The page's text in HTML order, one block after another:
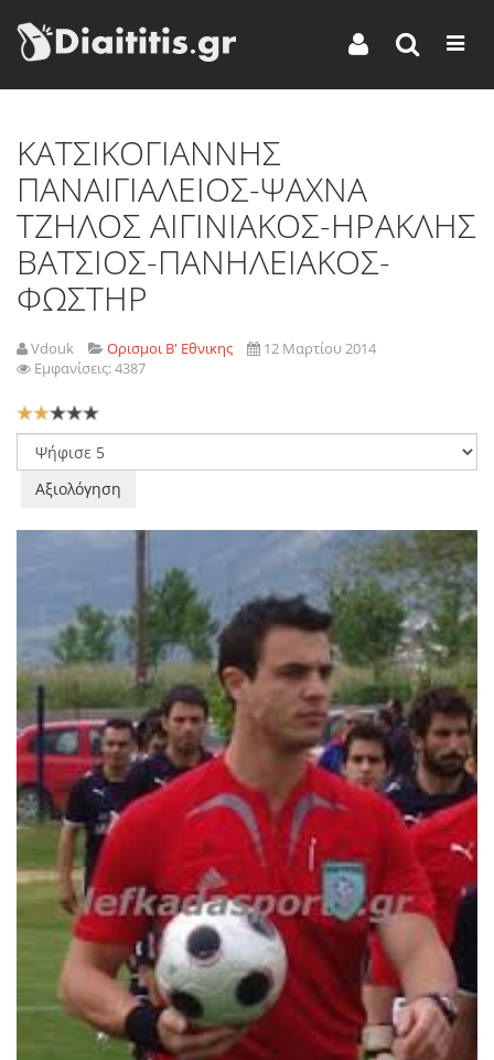
KATΣΙΚΟΓΙΑΝΝΗΣ
ΠΑΝΑΙΓΙΑΛΕΙΟΣ-ΨΑΧΝΑ
ΤΖΗΛΟΣ ΑΙΓΙΝΙΑΚΟΣ-ΗΡΑΚΛΗΣ
ΒΑΤΣΙΟΣ-ΠΑΝΗΛΕΙΑΚΟΣ-
ΦΩΣΤΗΡ
Vdouk Ορισμοι Β' Εθνικης
12 Μαρτίου 2014
Εμφανίσεις: 4387
Αξιολόγηση
Χρήστη:2/5
Παρακαλώ
αξιολογήστε